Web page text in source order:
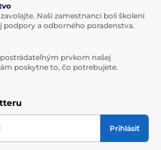
Naši zamestnanci boli školení
podpory a odborného poradenstva.
prvkom našej
poskytne to, čo potrebujete.
Prihlásiť